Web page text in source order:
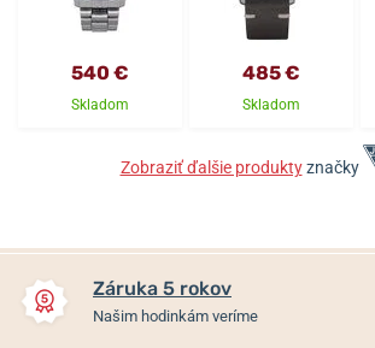
540 €
Skladom
485 €
Skladom
Zobraziť ďalšie produktyznačky
Záruka 5 rokov
Našim hodinkám veríme